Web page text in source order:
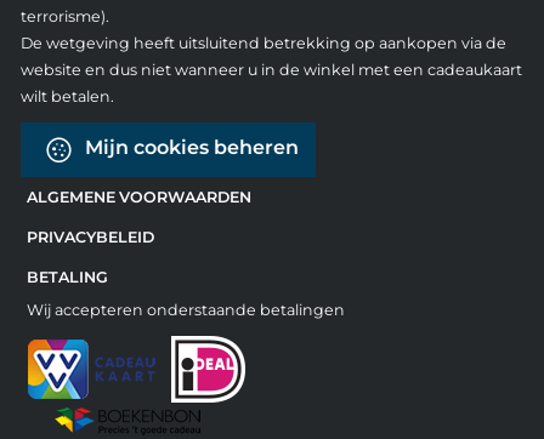
terrorisme).
De wetgeving heeft uitsluitend betrekking op aankopen via de
website en dus niet wanneer u in de winkel met een cadeaukaart
wilt betalen.
Mijn cookies beheren
ALGEMENE VOORWAARDEN
PRIVACYBELEID
BETALING
Wij accepteren onderstaande betalingen